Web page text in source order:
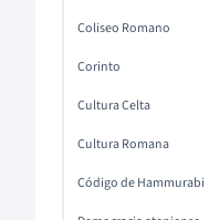
Coliseo Romano
Corinto
Cultura Celta
Cultura Romana
Código de Hammurabi